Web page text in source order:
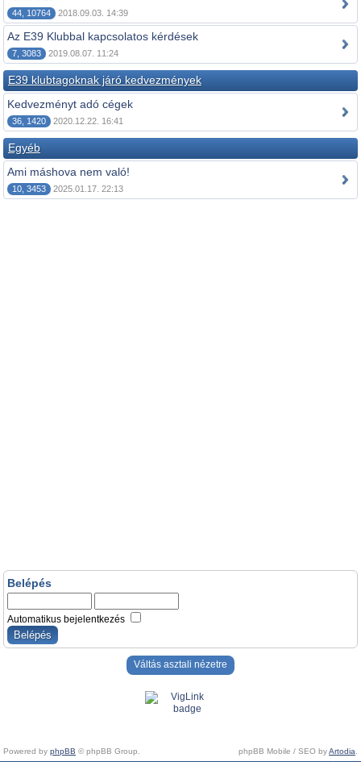
44, 10764 2018.09.03. 14:39
Az E39 Klubbal kapcsolatos kérdések
7, 3083 2019.08.07. 11:24
E39 klubtagoknak járó kedvezmények
Kedvezményt adó cégek
36, 1420 2020.12.22. 16:41
Egyéb
Ami máshova nem való!
10, 3453 2025.01.17. 22:13
Belépés
Automatikus bejelentkezés
Váltás asztali nézetre
Powered by phpBB © phpBB Group. phpBB Mobile / SEO byArtodia.